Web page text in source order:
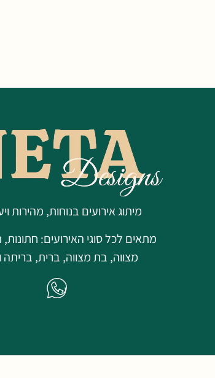
מיתוג אירועים בנוחות, מהירות
מתאים לכל סוגי האירועים: חתונות,
מצווה, בת מצווה, ברית, בריתה